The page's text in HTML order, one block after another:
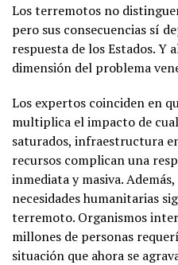
Los terremotos no
pero sus consecuencias sí
respuesta de los Estados. Y
dimensión del problema
Los expertos coinciden en
multiplica el impacto de
saturados, infraestructura
recursos complican una
inmediata y masiva.
necesidades humanitarias
terremoto. Organismos
millones de personas
situación que ahora se